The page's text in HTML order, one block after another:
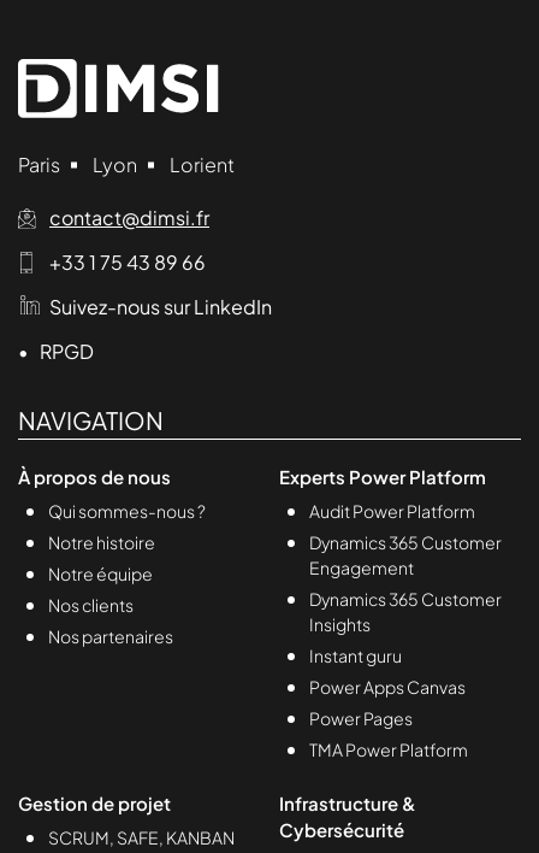
Paris Lyon Lorient
contact@dimsi.fr
+33 1 75 43 89 66
Suivez-nous sur LinkedIn
• RPGD
NAVIGATION
À propos de nous
Qui sommes-nous ?
Notre histoire
Notre équipe
Nos clients
Nos partenaires
Experts Power Platform
Audit Power Platform
Dynamics 365 Customer
Engagement
Dynamics 365 Customer
Insights
Instant guru
Power Apps Canvas
Power Pages
TMA Power Platform
Gestion de projet
SCRUM, SAFE, KANBAN
Infrastructure &
Cybersécurité